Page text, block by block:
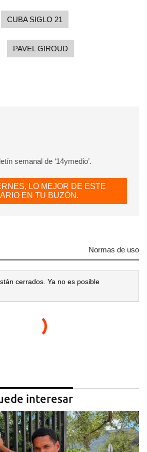
CUBA SIGLO 21
PAVEL GIROUD
semanal de ‘14ymedio’.
LO MEJOR DE ESTE
EN TU BUZÓN.
Normas de uso
cerrados. Ya no es posible
interesar